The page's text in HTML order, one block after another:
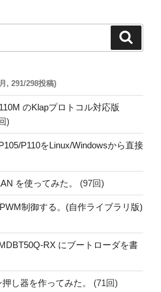
, 291/298投稿)
のKlapプロトコル対応版
)
P110をLinux/Windowsから直接
を使ってみた。 (97回)
制御する。(自作ライブラリ版)
RX にブートローダを書
し器を作ってみた。 (71回)